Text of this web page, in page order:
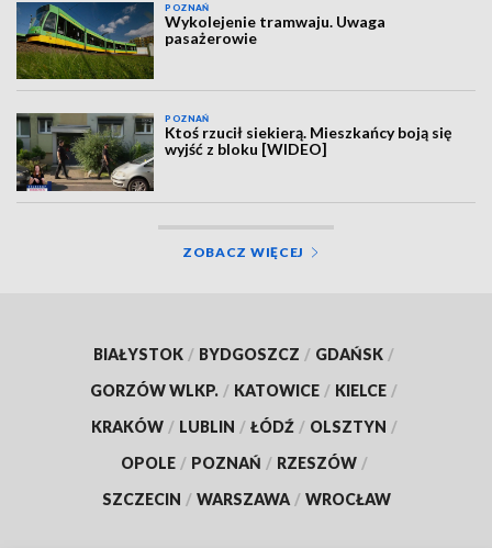
POZNAŃ
Wykolejenie tramwaju. Uwaga
pasażerowie
POZNAŃ
Ktoś rzucił siekierą. Mieszkańcy boją się
wyjść z bloku [WIDEO]
ZOBACZ WIĘCEJ
BIAŁYSTOK / BYDGOSZCZ / GDAŃSK /
GORZÓW WLKP. / KATOWICE / KIELCE /
KRAKÓW / LUBLIN / ŁÓDŹ / OLSZTYN /
OPOLE / POZNAŃ / RZESZÓW /
SZCZECIN / WARSZAWA / WROCŁAW